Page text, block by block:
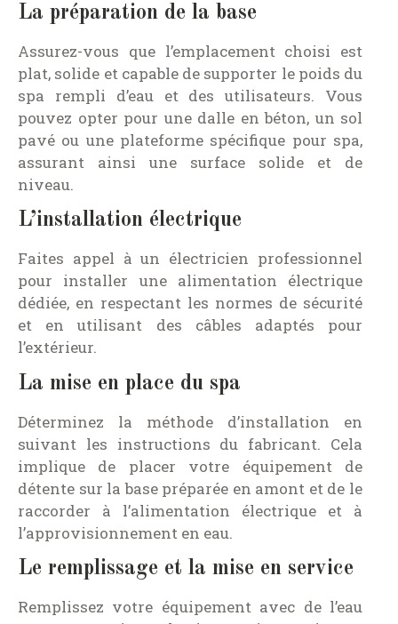
La préparation de la base
Assurez-vous que l’emplacement choisi est
plat, solide et capable de supporter le poids du
spa rempli d’eau et des utilisateurs. Vous
pouvez opter pour une dalle en béton, un sol
pavé ou une plateforme spécifique pour spa,
assurant ainsi une surface solide et de
niveau.
L’installation électrique
Faites appel à un électricien professionnel
pour installer une alimentation électrique
dédiée, en respectant les normes de sécurité
et en utilisant des câbles adaptés pour
l’extérieur.
La mise en place du spa
Déterminez la méthode d’installation en
suivant les instructions du fabricant. Cela
implique de placer votre équipement de
détente sur la base préparée en amont et de le
raccorder à l’alimentation électrique et à
l’approvisionnement en eau.
Le remplissage et la mise en service
Remplissez votre équipement avec de l’eau